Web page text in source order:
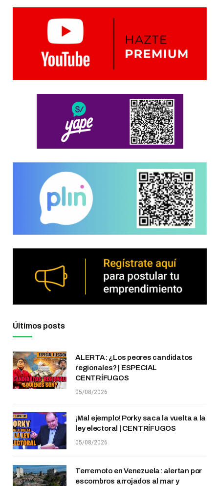
Últimos posts
ALERTA: ¿Los peores candidatos
regionales? | ESPECIAL
CENTRÍFUGOS
05/08/2026
¡Mal ejemplo! Porky saca la vuelta a la
ley electoral | CENTRÍFUGOS
05/08/2026
Terremoto en Venezuela: alertan por
escombros arrojados al mar y